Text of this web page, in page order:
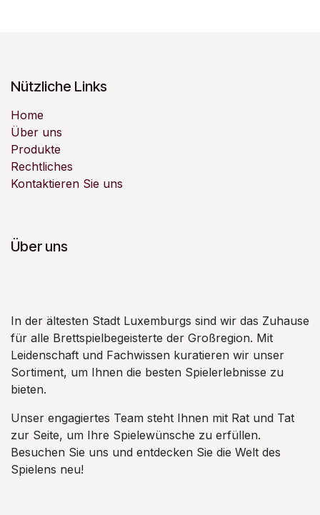
Nützliche Links
Home
Über uns
Produkte
Rechtliches
Kontaktieren Sie uns
Über uns
In der ältesten Stadt Luxemburgs sind wir das Zuhause
für alle Brettspielbegeisterte der Großregion. Mit
Leidenschaft und Fachwissen kuratieren wir unser
Sortiment, um Ihnen die besten Spielerlebnisse zu
bieten.
Unser engagiertes Team steht Ihnen mit Rat und Tat
zur Seite, um Ihre Spielewünsche zu erfüllen.
Besuchen Sie uns und entdecken Sie die Welt des
Spielens neu!